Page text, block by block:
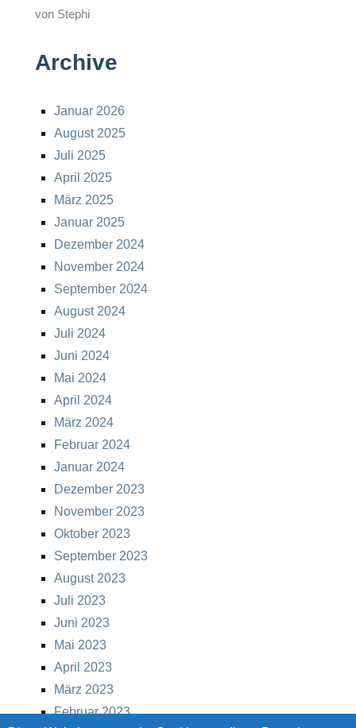
von Stephi
Archive
Januar 2026
August 2025
Juli 2025
April 2025
März 2025
Januar 2025
Dezember 2024
November 2024
September 2024
August 2024
Juli 2024
Juni 2024
Mai 2024
April 2024
März 2024
Februar 2024
Januar 2024
Dezember 2023
November 2023
Oktober 2023
September 2023
August 2023
Juli 2023
Juni 2023
Mai 2023
April 2023
März 2023
Februar 2023